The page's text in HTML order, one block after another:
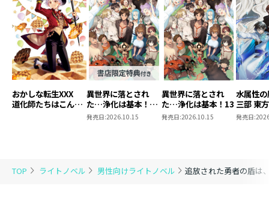
TOP ライトノベル 男性向けライトノベル 追放された勇者の盾は
おかしな転生XXX
道化師たちはこんが
異世界に落とされ
た…浄化は基本！
13【ピッコマ限定
発売日:2026.10.15
異世界に落とされ
た…浄化は基本！13
発売日:2026.10.15
水属性
三部 東
発売日: